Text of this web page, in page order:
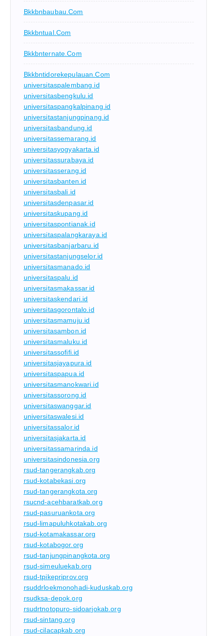
Bkkbnbaubau.com
Bkkbntual.com
Bkkbnternate.com
Bkkbntidorekepulauan.com
universitaspalembang.id
universitasbengkulu.id
universitaspangkalpinang.id
universitastanjungpinang.id
universitasbandung.id
universitassemarang.id
universitasyogyakarta.id
universitassurabaya.id
universitasserang.id
universitasbanten.id
universitasbali.id
universitasdenpasar.id
universitaskupang.id
universitaspontianak.id
universitaspalangkaraya.id
universitasbanjarbaru.id
universitastanjungselor.id
universitasmanado.id
universitaspalu.id
universitasmakassar.id
universitaskendari.id
universitasgorontalo.id
universitasmamuju.id
universitasambon.id
universitasmaluku.id
universitassofifi.id
universitasjayapura.id
universitaspapua.id
universitasmanokwari.id
universitassorong.id
universitaswanggar.id
universitaswalesi.id
universitassalor.id
universitasjakarta.id
universitassamarinda.id
universitasindonesia.org
rsud-tangerangkab.org
rsud-kotabekasi.org
rsud-tangerangkota.org
rsucnd-acehbaratkab.org
rsud-pasuruankota.org
rsud-limapuluhkotakab.org
rsud-kotamakassar.org
rsud-kotabogor.org
rsud-tanjungpinangkota.org
rsud-simeuluekab.org
rsud-tpikepriprov.org
rsuddrloekmonohadi-kuduskab.org
rsudksa-depok.org
rsudrtnotopuro-sidoarjokab.org
rsud-sintang.org
rsud-cilacapkab.org